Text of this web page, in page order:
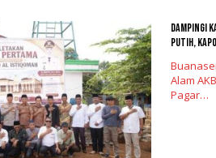
Dampingi
Putih,
Alam
Pagar…